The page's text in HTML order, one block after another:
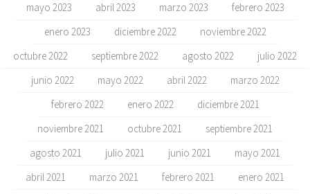
mayo 2023
abril 2023 marzo 2023
febrero 2023
enero 2023
diciembre 2022
noviembre 2022
octubre 2022
septiembre 2022 agosto 2022
julio 2022
junio 2022
mayo 2022 abril 2022
marzo 2022
febrero 2022
enero 2022
diciembre 2021
noviembre 2021
octubre 2021
septiembre 2021
agosto 2021
julio 2021 junio 2021
mayo 2021
abril 2021
marzo 2021 febrero 2021
enero 2021